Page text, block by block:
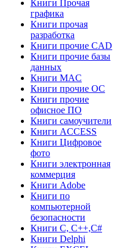
Книги Прочая
графика
Книги прочая
разработка
Книги прочие CAD
Книги прочие базы
данных
Книги MAC
Книги прочие ОС
Книги прочие
офисное ПО
Книги самоучители
Книги ACCESS
Книги Цифровое
фото
Книги электронная
коммерция
Книги Adobe
Книги по
компьютерной
безопасности
Книги C, C++,С#
Книги Delphi